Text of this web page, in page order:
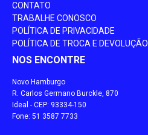
CONTATO
TRABALHE CONOSCO
POLÍTICA DE PRIVACIDADE
POLÍTICA DE TROCA E DEVOLUÇÃO
NOS ENCONTRE
Novo Hamburgo
R. Carlos Germano Burckle, 870
Ideal - CEP: 93334-150
Fone: 51 3587 7733